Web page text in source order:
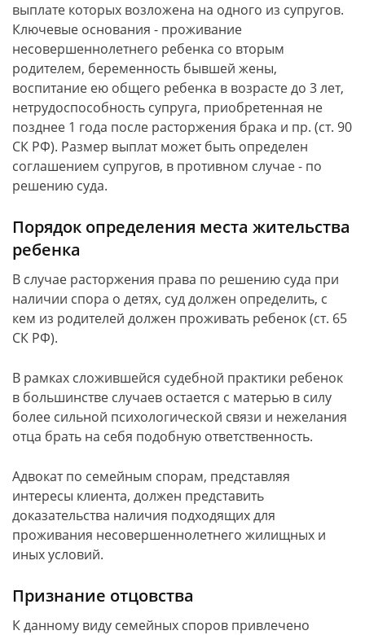
выплате которых возложена на одного из супругов.
Ключевые основания - проживание
несовершеннолетнего ребенка со вторым
родителем, беременность бывшей жены,
воспитание ею общего ребенка в возрасте до 3 лет,
нетрудоспособность супруга, приобретенная не
позднее 1 года после расторжения брака и пр. (ст. 90
СК РФ). Размер выплат может быть определен
соглашением супругов, в противном случае - по
решению суда.
Порядок определения места жительства
ребенка
В случае расторжения права по решению суда при
наличии спора о детях, суд должен определить, с
кем из родителей должен проживать ребенок (ст. 65
СК РФ).
В рамках сложившейся судебной практики ребенок
в большинстве случаев остается с матерью в силу
более сильной психологической связи и нежелания
отца брать на себя подобную ответственность.
Адвокат по семейным спорам, представляя
интересы клиента, должен представить
доказательства наличия подходящих для
проживания несовершеннолетнего жилищных и
иных условий.
Признание отцовства
К данному виду семейных споров привлечено